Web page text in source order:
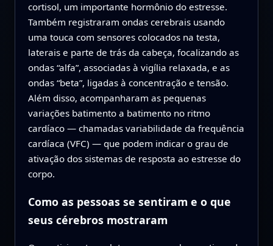
cortisol, um importante hormônio do estresse.
Também registraram ondas cerebrais usando
uma touca com sensores colocados na testa,
laterais e parte de trás da cabeça, focalizando as
ondas “alfa”, associadas à vigília relaxada, e as
ondas “beta”, ligadas à concentração e tensão.
Além disso, acompanharam as pequenas
variações batimento a batimento no ritmo
cardíaco — chamadas variabilidade da frequência
cardíaca (VFC) — que podem indicar o grau de
ativação dos sistemas de resposta ao estresse do
corpo.
Como as pessoas se sentiram e o que
seus cérebros mostraram